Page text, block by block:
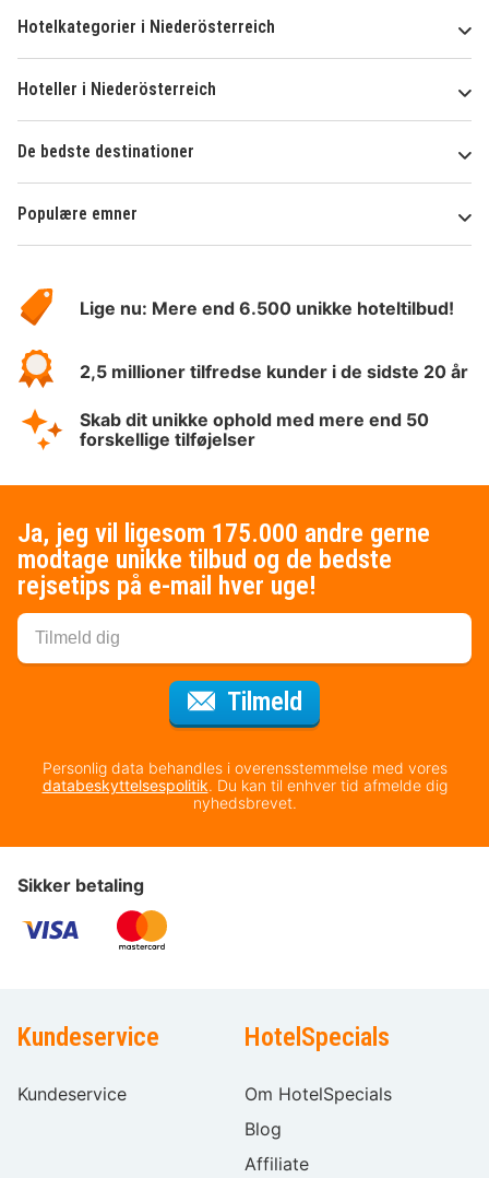
Hotelkategorier i Niederösterreich
Hoteller i Niederösterreich
De bedste destinationer
Populære emner
HotelSpecials
Lige nu: Mere end 6.500 unikke hoteltilbud!
2,5 millioner tilfredse kunder i de sidste 20 år
Skab dit unikke ophold med mere end 50
forskellige tilføjelser
Ja, jeg vil ligesom 175.000 andre gerne
modtage unikke tilbud og de bedste
rejsetips på e-mail hver uge!
Tilmeld
Personlig data behandles i overensstemmelse med vores
databeskyttelsespolitik. Du kan til enhver tid afmelde dig
nyhedsbrevet.
Sikker betaling
Kundeservice
Kundeservice
HotelSpecials
Om HotelSpecials
Blog
Affiliate